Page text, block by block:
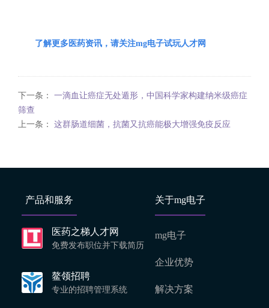
了解更多医药资讯，请关注mg电子试玩人才网
下一条： 一滴血让癌症无处遁形，中国科学家构建纳米级癌症
筛查
上一条： 这群肠道细菌，抗菌又抗癌能极大增强免疫反应
产品和服务
医药之梯人才网
免费发布职位并下载简历
鳌领招聘
专业的招聘管理系统
关于mg电子
mg电子
企业优势
解决方案